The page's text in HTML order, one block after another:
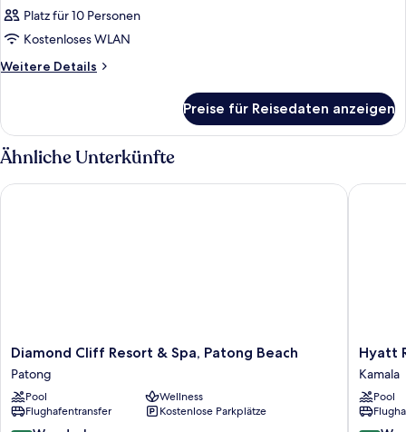
Platz für 10 Personen
Kostenloses WLAN
Weitere Details
Weitere
Preise für Reisedaten anzeigen
Ähnliche Unterkünfte
Diamond
Cliff
Resort
&
Spa,
Diamond Cliff Resort & Spa, Patong Beach
Patong
Pool
Wellness
Flughafentransfer
Kostenlose Parkplätze
Diamond Cliff Resort & Spa, Patong Beach
Hyatt
Phuket
Resort
Kamala
Hyatt
Kamala
Pool
Hyatt